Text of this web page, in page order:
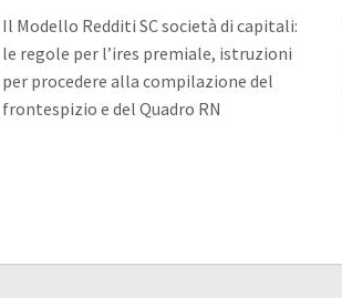
Il Modello Redditi SC società di capitali:
le regole per l’ires premiale, istruzioni
per procedere alla compilazione del
frontespizio e del Quadro RN